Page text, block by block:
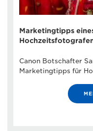
Marketingtipps
Canon Botschafter
Marketingtipps für